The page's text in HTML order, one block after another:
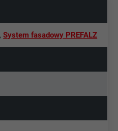
,System fasadowy PREFALZ